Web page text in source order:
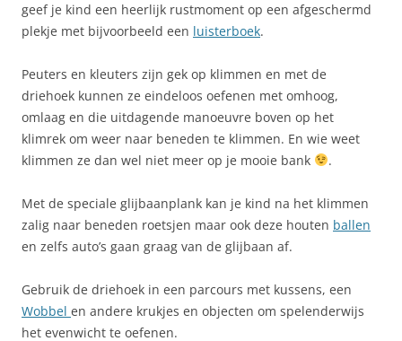
geef je kind een heerlijk rustmoment op een afgeschermd
plekje met bijvoorbeeld een luisterboek.
Peuters en kleuters zijn gek op klimmen en met de
driehoek kunnen ze eindeloos oefenen met omhoog,
omlaag en die uitdagende manoeuvre boven op het
klimrek om weer naar beneden te klimmen. En wie weet
klimmen ze dan wel niet meer op je mooie bank
.
Met de speciale glijbaanplank kan je kind na het klimmen
zalig naar beneden roetsjen maar ook deze houten ballen
en zelfs auto’s gaan graag van de glijbaan af.
Gebruik de driehoek in een parcours met kussens, een
Wobbel en andere krukjes en objecten om spelenderwijs
het evenwicht te oefenen.